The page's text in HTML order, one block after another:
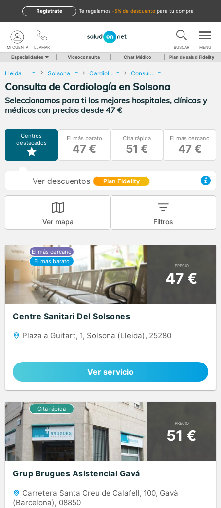
te regalamos -5% de descuento para tu compra
Regístrate
LLAMAR
MI CUENTA BUSCAR MENU
Especialidades Videoconsulta Chat Médico Plan de salud Fidelity
Lleida Solsona Cardiología Consulta de Cardiología
Consulta de Cardiología en Solsona
Seleccionamos para ti los mejores hospitales, clínicas y
médicos con precios desde 47 €
Centros
destacados
El más barato
47 €
Cita rápida
51 €
El más cercano
47 €
Ver descuentos Plan Fidelity
Ver mapa Filtros
PRECIO
47 €
Centre Sanitari Del Solsones
Plaza a Guitart, 1, Solsona (Lleida), 25280
Ver servicio
PRECIO
51 €
Grup Brugues Asistencial Gavá
Carretera Santa Creu de Calafell, 100, Gavà
(Barcelona), 08850